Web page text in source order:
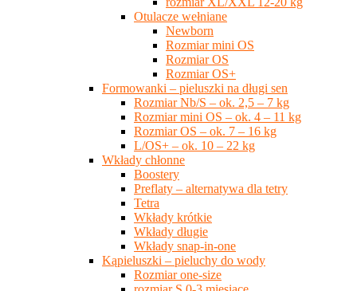
Otulacze wełniane
Newborn
Rozmiar mini OS
Rozmiar OS
Rozmiar OS+
Formowanki – pieluszki na długi sen
Rozmiar Nb/S – ok. 2,5 – 7 kg
Rozmiar mini OS – ok. 4 – 11 kg
Rozmiar OS – ok. 7 – 16 kg
L/OS+ – ok. 10 – 22 kg
Wkłady chłonne
Boostery
Preflaty – alternatywa dla tetry
Tetra
Wkłady krótkie
Wkłady długie
Wkłady snap-in-one
Kąpieluszki – pieluchy do wody
Rozmiar one-size